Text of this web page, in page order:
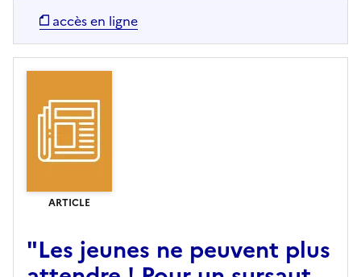
accès en ligne
ARTICLE
"Les jeunes ne peuvent plus